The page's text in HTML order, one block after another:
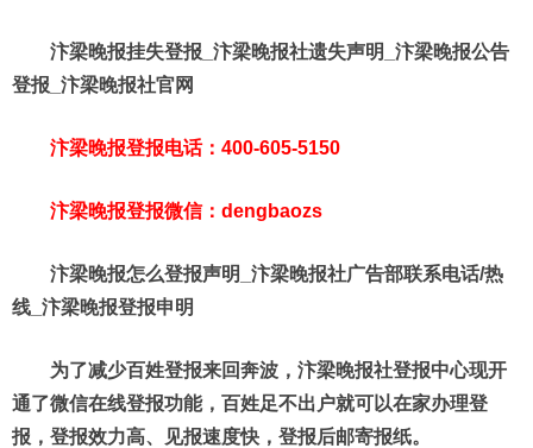
汴梁晚报挂失登报_汴梁晚报社遗失声明_汴梁晚报公告
登报_汴梁晚报社官网
汴梁晚报登报电话：400-605-5150
汴梁晚报登报微信：dengbaozs
汴梁晚报怎么登报声明_汴梁晚报社广告部联系电话/热
线_汴梁晚报登报申明
为了减少百姓登报来回奔波，汴梁晚报社登报中心现开
通了微信在线登报功能，百姓足不出户就可以在家办理登
报，登报效力高、见报速度快，登报后邮寄报纸。